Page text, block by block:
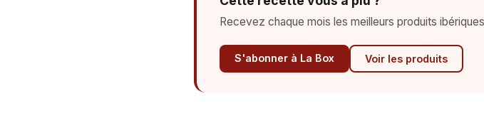
Recevez chaque mois les meilleurs produits
S'abonner à La Box Voir les produits